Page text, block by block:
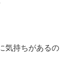
気持ちがあるの